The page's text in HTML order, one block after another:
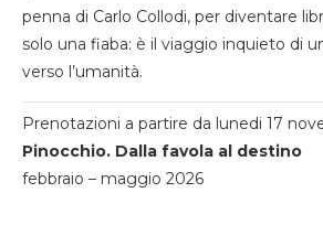
penna di Carlo Collodi, per diventare
solo una fiaba: è il viaggio inquieto di
verso l’umanità.
Prenotazioni a partire da lunedi 17
Pinocchio. Dalla favola al destino
febbraio – maggio 2026